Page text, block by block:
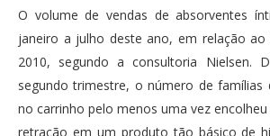
O volume de vendas de absorventes
janeiro a julho deste ano, em relação
2010, segundo a consultoria Nielsen.
segundo trimestre, o número de
no carrinho pelo menos uma vez
retração em um produto tão básico de